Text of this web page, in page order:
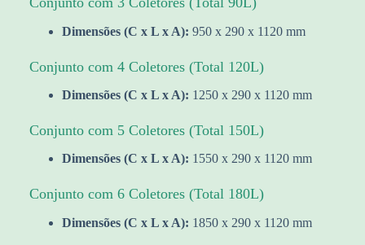
Dimensões (C x L x A): 950 x 290 x 1120 mm
Conjunto com 4 Coletores (Total 120L)
Dimensões (C x L x A): 1250 x 290 x 1120 mm
Conjunto com 5 Coletores (Total 150L)
Dimensões (C x L x A): 1550 x 290 x 1120 mm
Conjunto com 6 Coletores (Total 180L)
Dimensões (C x L x A): 1850 x 290 x 1120 mm